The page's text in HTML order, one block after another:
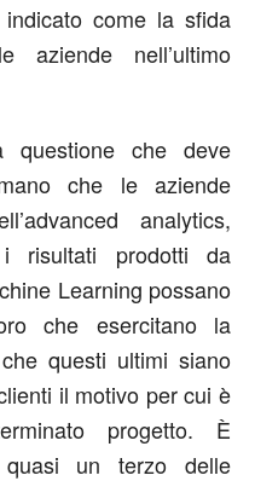
come la sfida
aziende nell’ultimo
questione che deve
che le aziende
analytics,
risultati prodotti da
Learning possano
che esercitano la
questi ultimi siano
il motivo per cui è
progetto. È
quasi un terzo delle